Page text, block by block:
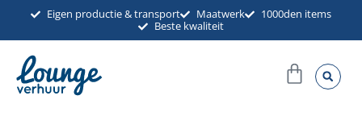
inhoud
Eigen productie & transport Maatwerk
1000den items
Beste kwaliteit